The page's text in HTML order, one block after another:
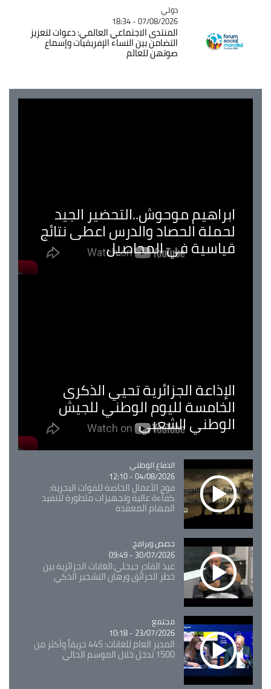
Catégorie
دولي
07/08/2026 - 18:34
المنتدى الاجتماعي العالمي: دعوات لتعزيز
التضامن بين النساء الإفريقيات وإسماع
صوتهن للعالم
ابراهيم موحوش..التحضير الجيد
لحملة الحصاد والدرس اعطى نتائج
قياسية في المحاصيل
الإذاعة الجزائرية تحيي الذكرى
الخامسة لليوم الوطني للجيش
الوطني الشعبي
Catégorie
الدفاع الوطني
04/08/2026 - 12:10
فوج الأعمال الخاصة للقوات البحرية:
كفاءة عالية وتجهيزات متطورة لتنفيذ
المهام المعقدة
Catégorie
حصص وبرامج
30/07/2026 - 09:49
عبد القادر جيجلي:الغابات الجزائرية بين
خطر الحرائق ورهان التشجير الذكي
Catégorie
مجتمع
23/07/2026 - 10:18
المدير العام للغابات: 445 حريقاً وأكثر من
1500 تدخل خلال الموسم الحالي